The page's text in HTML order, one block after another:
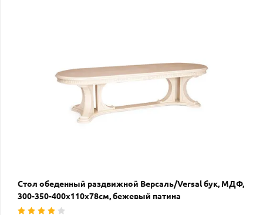
Стол обеденный раздвижной Версаль/Versal бук, МДФ,
300-350-400х110х78см, бежевый патина